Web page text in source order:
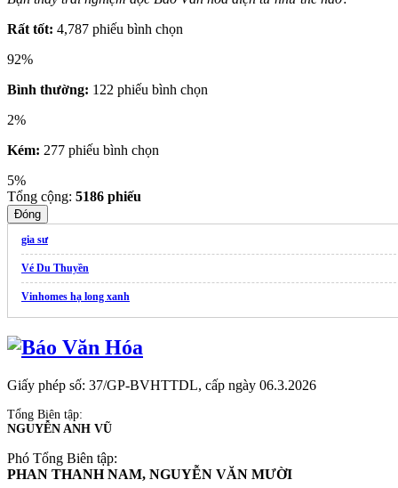
Rất tốt: 4,787 phiếu bình chọn
92%
Bình thường: 122 phiếu bình chọn
2%
Kém: 277 phiếu bình chọn
5%
Tổng cộng: 5186 phiếu
Đóng
gia sư
Vé Du Thuyền
Vinhomes hạ long xanh
Giấy phép số: 37/GP-BVHTTDL, cấp ngày 06.3.2026
Tổng Biên tập:
NGUYỄN ANH VŨ
Phó Tổng Biên tập:
PHAN THANH NAM, NGUYỄN VĂN MƯỜI